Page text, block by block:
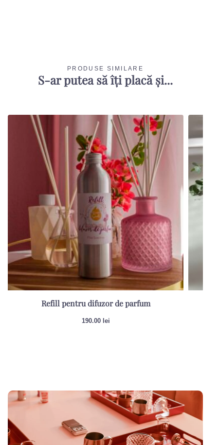
PRODUSE SIMILARE
S-ar putea să îți placă și...
Refill pentru difuzor de parfum
190.00 lei